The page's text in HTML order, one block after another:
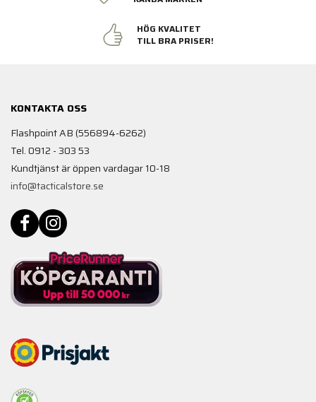
HÖG KVALITET
TILL BRA PRISER!
KONTAKTA OSS
Flashpoint AB (556894-6262)
Tel. 0912 - 303 53
Kundtjänst är öppen vardagar 10-18
info@tacticalstore.se